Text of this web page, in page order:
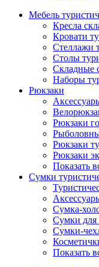
Мебель
Кресла
Кровати
Стеллажи
Столы
Складные
Наборы
Рюкзаки
Рюкзаки
Рюкзаки
Рюкзаки
Показать
Сумки
Сумка-
Сумки для
Сумки-
Показать